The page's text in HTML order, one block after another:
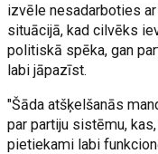
izvēle nesadarboties
situācijā, kad cilvēks
politiskā spēka, gan
labi jāpazīst.
"Šāda atšķelšanās
par partiju sistēmu,
pietiekami labi